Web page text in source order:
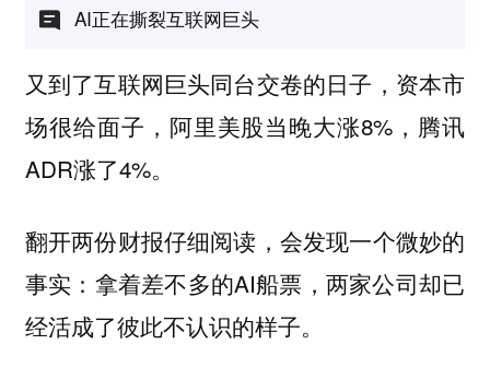
AI正在撕裂互联网巨头
又到了互联网巨头同台交卷的日子，资本市
场很给面子，阿里美股当晚大涨8%，腾讯
ADR涨了4%。
翻开两份财报仔细阅读，会发现一个微妙的
事实：拿着差不多的AI船票，两家公司却已
经活成了彼此不认识的样子。